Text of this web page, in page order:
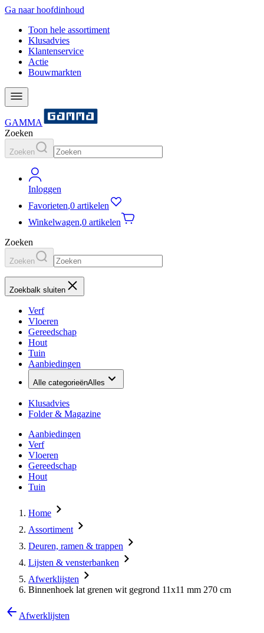
Ga naar hoofdinhoud
Toon hele assortiment
Klusadvies
Klantenservice
Actie
Bouwmarkten
GAMMA
Zoeken
Zoeken
Inloggen
Favorieten,0 artikelen
Winkelwagen,0 artikelen
Zoeken
Zoeken
Zoekbalk sluiten
Verf
Vloeren
Gereedschap
Hout
Tuin
Aanbiedingen
Alle categorieënAlles
Klusadvies
Folder & Magazine
Aanbiedingen
Verf
Vloeren
Gereedschap
Hout
Tuin
Home
Assortiment
Deuren, ramen & trappen
Lijsten & vensterbanken
Afwerklijsten
Binnenhoek lat grenen wit gegrond 11x11 mm 270 cm
Afwerklijsten